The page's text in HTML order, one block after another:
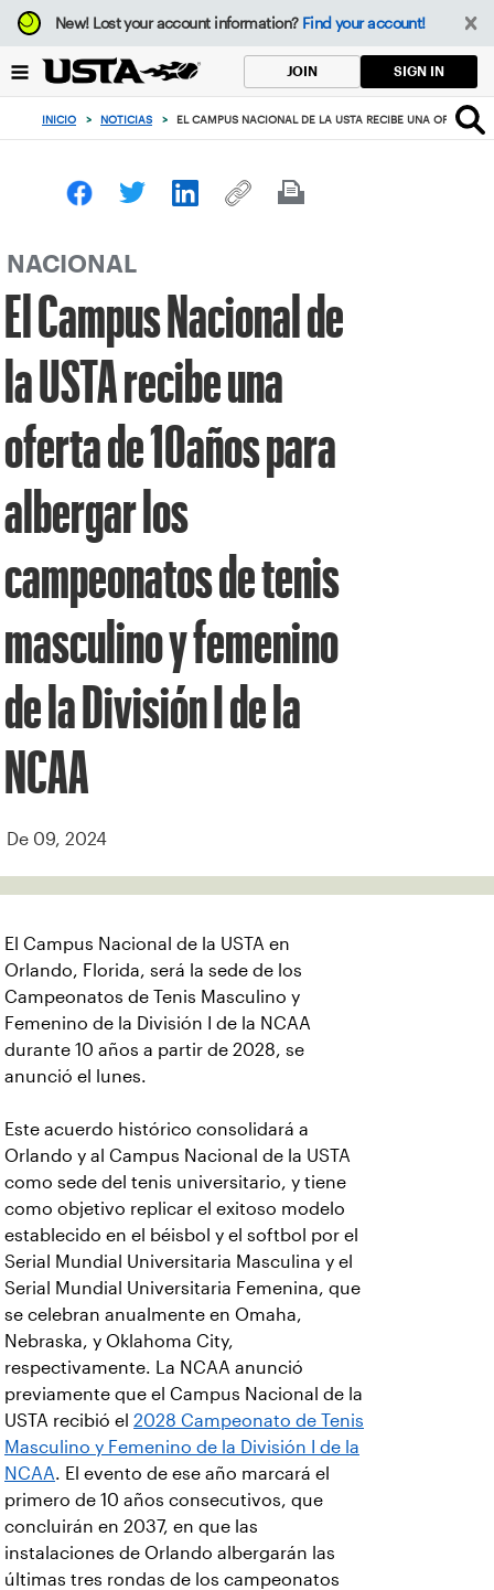
Enfoque
desde
botón
volver
principio
New!Lost your account information? Find your account!
JOIN SIGN IN
INICIO > NOTICIAS > EL CAMPUS NACIONAL DE LA USTA RECIBE UNA OFERTA
NACIONAL
El Campus Nacional de
la USTA recibe una
oferta de 10años para
albergar los
campeonatos de tenis
masculino y femenino
de la División I de la
NCAA
De 09, 2024
El Campus Nacional de la USTA en
Orlando, Florida, será la sede de los
Campeonatos de Tenis Masculino y
Femenino de la División I de la NCAA
durante 10 años a partir de 2028, se
anunció el lunes.
Este acuerdo histórico consolidará a
Orlando y al Campus Nacional de la USTA
como sede del tenis universitario, y tiene
como objetivo replicar el exitoso modelo
establecido en el béisbol y el softbol por el
Serial Mundial Universitaria Masculina y el
Serial Mundial Universitaria Femenina, que
se celebran anualmente en Omaha,
Nebraska, y Oklahoma City,
respectivamente. La NCAA anunció
previamente que el Campus Nacional de la
USTA recibió el 2028 Campeonato de Tenis
Masculino y Femenino de la División I de la
NCAA. El evento de ese año marcará el
primero de 10 años consecutivos, que
concluirán en 2037, en que las
instalaciones de Orlando albergarán las
últimas tres rondas de los campeonatos